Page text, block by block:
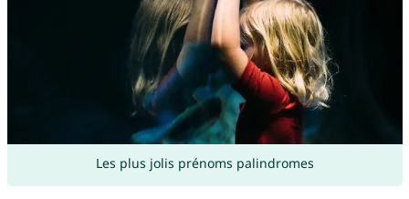
Les plus jolis prénoms palindromes